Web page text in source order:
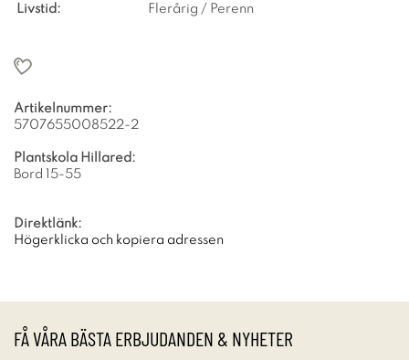
Livstid:
Flerårig / Perenn
Artikelnummer:
5707655008522-2
Plantskola Hillared:
Bord 15-55
Direktlänk:
Högerklicka och kopiera adressen
FÅ VÅRA BÄSTA ERBJUDANDEN & NYHETER